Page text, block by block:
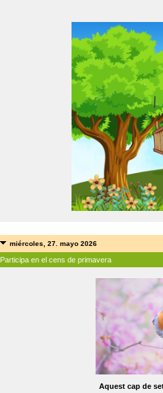
miércoles, 27. mayo 2026
Participa en el cens de primavera
Aquest cap de